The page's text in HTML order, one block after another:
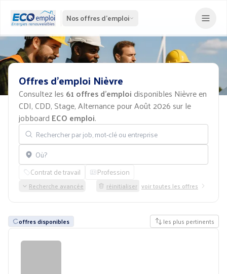
Nos offres d'emploi
Offresd'emploi Nièvre
Consultez les 61 offres d'emploi disponibles Nièvre en
CDI, CDD, Stage, Alternance pour Août 2026 sur le
jobboard ECO emploi.
Rechercher par job, mot-clé ou entreprise
Localisation
Contrat de travail Profession
Recherche avancée réinitialiser voir toutes les offres
offres disponibles les plus pertinents